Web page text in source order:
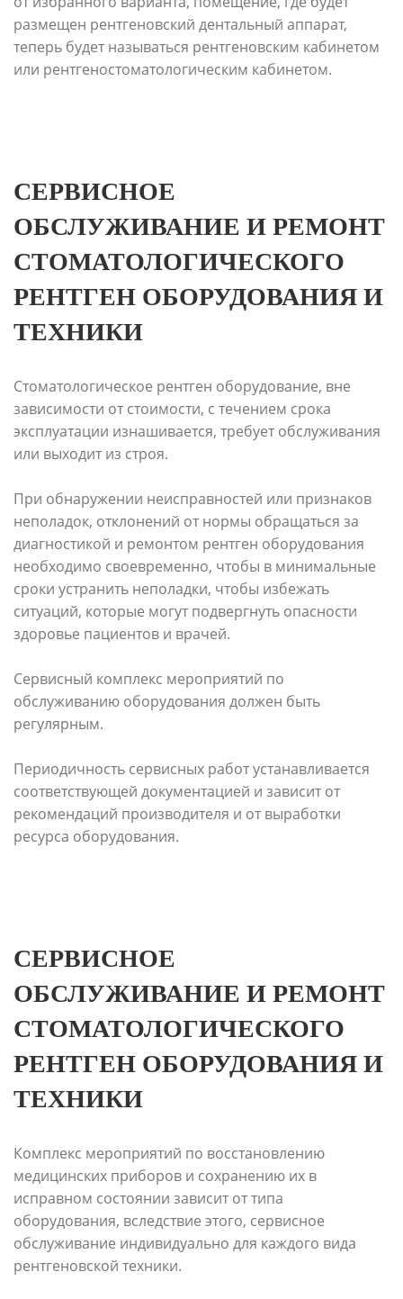
размещен рентгеновский дентальный аппарат,
теперь будет называться рентгеновским кабинетом
или рентгеностоматологическим кабинетом.
СЕРВИСНОЕ
ОБСЛУЖИВАНИЕ И РЕМОНТ
СТОМАТОЛОГИЧЕСКОГО
РЕНТГЕН ОБОРУДОВАНИЯ И
ТЕХНИКИ
Стоматологическое рентген оборудование, вне
зависимости от стоимости, с течением срока
эксплуатации изнашивается, требует обслуживания
или выходит из строя.
При обнаружении неисправностей или признаков
неполадок, отклонений от нормы обращаться за
диагностикой и ремонтом рентген оборудования
необходимо своевременно, чтобы в минимальные
сроки устранить неполадки, чтобы избежать
ситуаций, которые могут подвергнуть опасности
здоровье пациентов и врачей.
Сервисный комплекс мероприятий по
обслуживанию оборудования должен быть
регулярным.
Периодичность сервисных работ устанавливается
соответствующей документацией и зависит от
рекомендаций производителя и от выработки
ресурса оборудования.
СЕРВИСНОЕ
ОБСЛУЖИВАНИЕ И РЕМОНТ
СТОМАТОЛОГИЧЕСКОГО
РЕНТГЕН ОБОРУДОВАНИЯ И
ТЕХНИКИ
Комплекс мероприятий по восстановлению
медицинских приборов и сохранению их в
исправном состоянии зависит от типа
оборудования, вследствие этого, сервисное
обслуживание индивидуально для каждого вида
рентгеновской техники.